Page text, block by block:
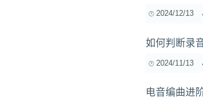
2024/12/13
如何判断录
2024/11/13
电音编曲进